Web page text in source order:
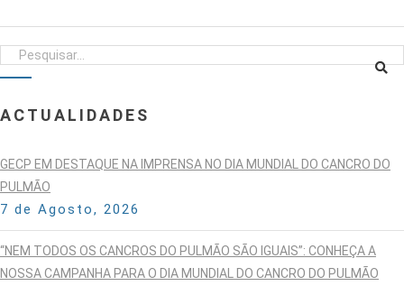
ACTUALIDADES
GECP EM DESTAQUE NA IMPRENSA NO DIA MUNDIAL DO CANCRO DO
PULMÃO
7 de Agosto, 2026
“NEM TODOS OS CANCROS DO PULMÃO SÃO IGUAIS”: CONHEÇA A
NOSSA CAMPANHA PARA O DIA MUNDIAL DO CANCRO DO PULMÃO